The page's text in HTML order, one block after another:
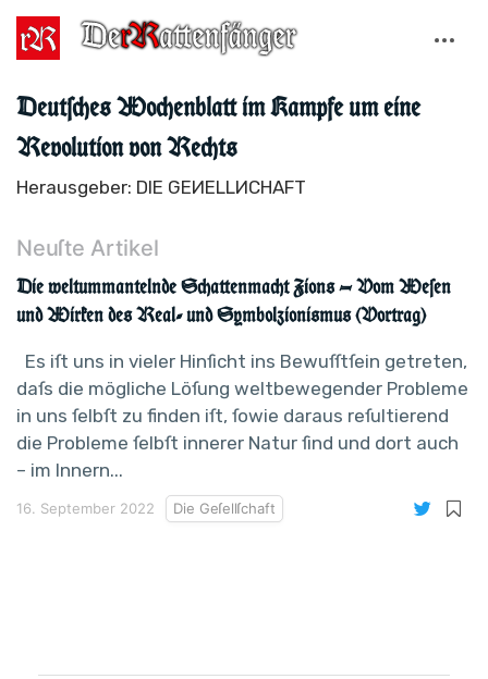
Deutſches Wochenblatt im Kampfe um eine
Revolution von Rechts
Herausgeber: DIE GEИELLИCHAFT
Neuſte Artikel
Die weltummantelnde Schattenmacht Zions — Vom Weſen
und Wirken des Real- und Symbolzionismus (Vortrag)
Es iſt uns in vieler Hinſicht ins Bewuſſtſein getreten,
daſs die mögliche Löſung weltbewegender Probleme
in uns ſelbſt zu finden iſt, ſowie daraus reſultierend
die Probleme ſelbſt innerer Natur ſind und dort auch
– im Innern...
16. September 2022 Die Geſellſchaft